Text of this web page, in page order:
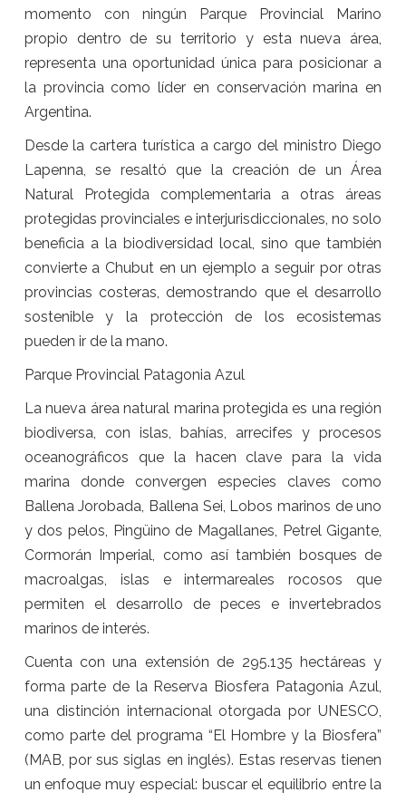
momento con ningún Parque Provincial Marino
propio dentro de su territorio y esta nueva área,
representa una oportunidad única para posicionar a
la provincia como líder en conservación marina en
Argentina.
Desde la cartera turística a cargo del ministro Diego
Lapenna, se resaltó que la creación de un Área
Natural Protegida complementaria a otras áreas
protegidas provinciales e interjurisdiccionales, no solo
beneficia a la biodiversidad local, sino que también
convierte a Chubut en un ejemplo a seguir por otras
provincias costeras, demostrando que el desarrollo
sostenible y la protección de los ecosistemas
pueden ir de la mano.
Parque Provincial Patagonia Azul
La nueva área natural marina protegida es una región
biodiversa, con islas, bahías, arrecifes y procesos
oceanográficos que la hacen clave para la vida
marina donde convergen especies claves como
Ballena Jorobada, Ballena Sei, Lobos marinos de uno
y dos pelos, Pingüino de Magallanes, Petrel Gigante,
Cormorán Imperial, como así también bosques de
macroalgas, islas e intermareales rocosos que
permiten el desarrollo de peces e invertebrados
marinos de interés.
Cuenta con una extensión de 295.135 hectáreas y
forma parte de la Reserva Biosfera Patagonia Azul,
una distinción internacional otorgada por UNESCO,
como parte del programa “El Hombre y la Biosfera”
(MAB, por sus siglas en inglés). Estas reservas tienen
un enfoque muy especial: buscar el equilibrio entre la